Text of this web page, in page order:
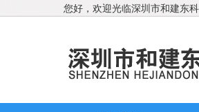
您好，欢迎光临深圳市和建东